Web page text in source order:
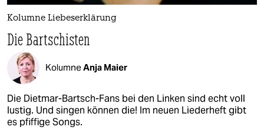
Kolumne Liebeserklärung
Die Bartschisten
KolumneAnja Maier
Die Dietmar-Bartsch-Fans bei den Linken sind echt voll
lustig. Und singen können die! Im neuen Liederheft gibt
es pfiffige Songs.